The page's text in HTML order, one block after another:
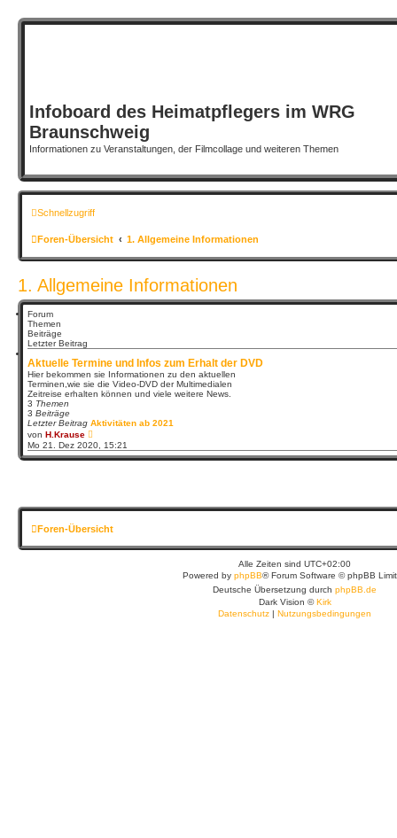
Infoboard des Heimatpflegers im WRG
Braunschweig
Informationen zu Veranstaltungen, der Filmcollage und weiteren Themen
Schnellzugriff
Foren-Übersicht 1. Allgemeine Informationen
1. Allgemeine Informationen
Forum
Themen
Beiträge
Letzter Beitrag
Aktuelle Termine und Infos zum Erhalt der DVD
Hier bekommen sie Informationen zu den aktuellen
Terminen,wie sie die Video-DVD der Multimedialen
Zeitreise erhalten können und viele weitere News.
3 Themen
3 Beiträge
Letzter Beitrag Aktivitäten ab 2021
von H.Krause
e
u
e
B
i
r
Mo 21. Dez 2020, 15:21
Foren-Übersicht
Alle Zeiten sind UTC+02:00
Powered by phpBB® Forum Software © phpBB
Deutsche Übersetzung durch phpBB.de
Dark Vision ©Kirk
Datenschutz | Nutzungsbedingungen